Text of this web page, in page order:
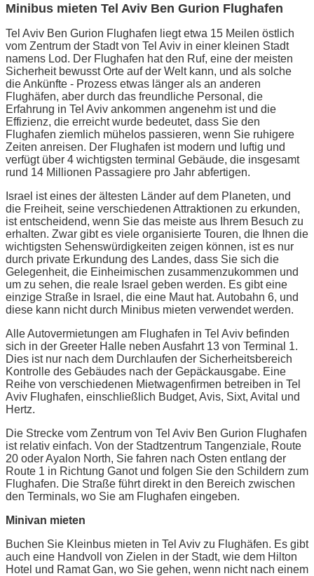
Minibus mieten Tel Aviv Ben Gurion Flughafen
Tel Aviv Ben Gurion Flughafen liegt etwa 15 Meilen östlich
vom Zentrum der Stadt von Tel Aviv in einer kleinen Stadt
namens Lod. Der Flughafen hat den Ruf, eine der meisten
Sicherheit bewusst Orte auf der Welt kann, und als solche
die Ankünfte - Prozess etwas länger als an anderen
Flughäfen, aber durch das freundliche Personal, die
Erfahrung in Tel Aviv ankommen angenehm ist und die
Effizienz, die erreicht wurde bedeutet, dass Sie den
Flughafen ziemlich mühelos passieren, wenn Sie ruhigere
Zeiten anreisen. Der Flughafen ist modern und luftig und
verfügt über 4 wichtigsten terminal Gebäude, die insgesamt
rund 14 Millionen Passagiere pro Jahr abfertigen.
Israel ist eines der ältesten Länder auf dem Planeten, und
die Freiheit, seine verschiedenen Attraktionen zu erkunden,
ist entscheidend, wenn Sie das meiste aus Ihrem Besuch zu
erhalten. Zwar gibt es viele organisierte Touren, die Ihnen die
wichtigsten Sehenswürdigkeiten zeigen können, ist es nur
durch private Erkundung des Landes, dass Sie sich die
Gelegenheit, die Einheimischen zusammenzukommen und
um zu sehen, die reale Israel geben werden. Es gibt eine
einzige Straße in Israel, die eine Maut hat. Autobahn 6, und
diese kann nicht durch Minibus mieten verwendet werden.
Alle Autovermietungen am Flughafen in Tel Aviv befinden
sich in der Greeter Halle neben Ausfahrt 13 von Terminal 1.
Dies ist nur nach dem Durchlaufen der Sicherheitsbereich
Kontrolle des Gebäudes nach der Gepäckausgabe. Eine
Reihe von verschiedenen Mietwagenfirmen betreiben in Tel
Aviv Flughafen, einschließlich Budget, Avis, Sixt, Avital und
Hertz.
Die Strecke vom Zentrum von Tel Aviv Ben Gurion Flughafen
ist relativ einfach. Von der Stadtzentrum Tangenziale, Route
20 oder Ayalon North, Sie fahren nach Osten entlang der
Route 1 in Richtung Ganot und folgen Sie den Schildern zum
Flughafen. Die Straße führt direkt in den Bereich zwischen
den Terminals, wo Sie am Flughafen eingeben.
Minivan mieten
Buchen Sie Kleinbus mieten in Tel Aviv zu Flughäfen. Es gibt
auch eine Handvoll von Zielen in der Stadt, wie dem Hilton
Hotel und Ramat Gan, wo Sie gehen, wenn nicht nach einem